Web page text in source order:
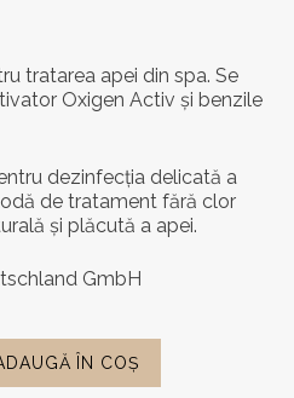
tratarea apei din spa. Se
Oxigen Activ și benzile
dezinfecția delicată a
de tratament fără clor
și plăcută a apei.
GmbH
ÎN COȘ